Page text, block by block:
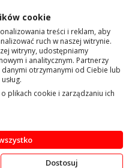
prawa zastrzeżone
cookie
treści i reklam, aby
ruch w naszej witrynie.
witryny, udostępniamy
i analitycznym. Partnerzy
otrzymanymi od Ciebie lub
plikach cookie i zarządzaniu ich
Dostosuj